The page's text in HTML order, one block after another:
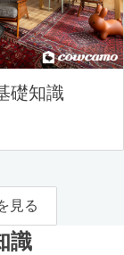
礎知識
見る
識